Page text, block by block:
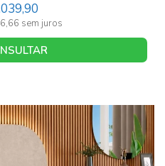
sem juros